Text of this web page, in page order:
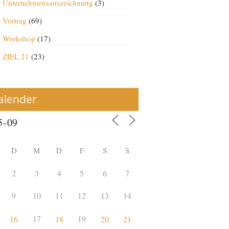
Unternehmensauszeichnung (3)
Vortrag (69)
Workshop (17)
ZIEL 21 (23)
D M D F S S
2 3 4 5 6 7
9 10 11 12 13 14
16 17 18 19 20 21